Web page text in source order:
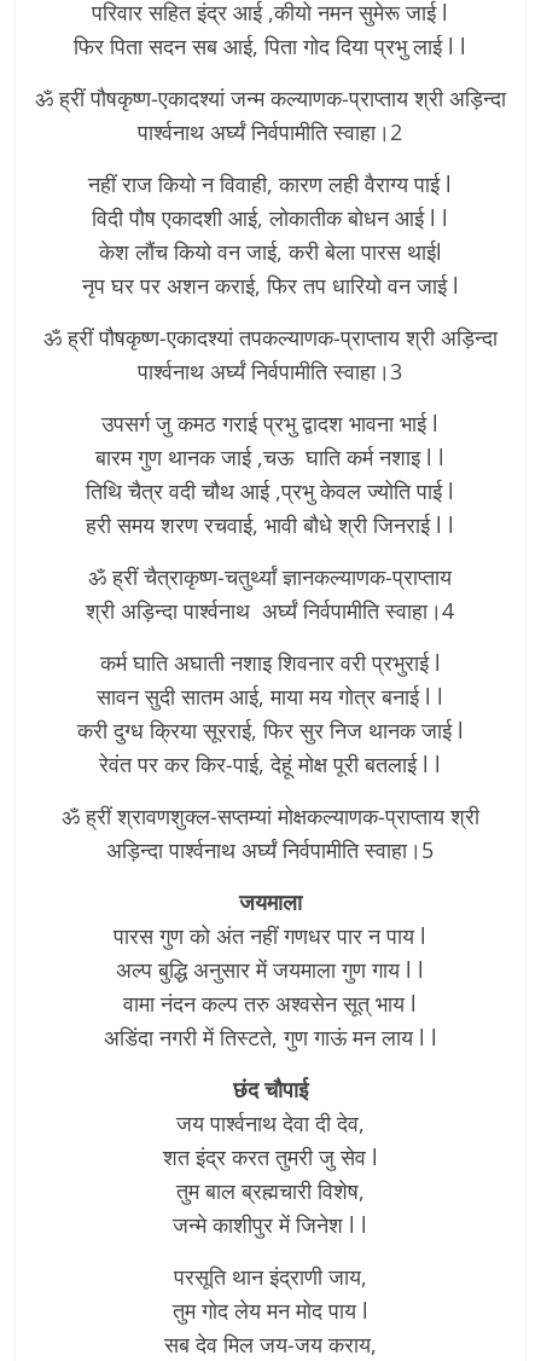
परिवार सहित इंद्र आई ,कीयो नमन सुमेरू जाई l
फिर पिता सदन सब आई, पिता गोद दिया प्रभु लाई l l
ॐ ह्रीं पौषकृष्ण-एकादश्यां जन्म कल्याणक-प्राप्ताय श्री अड़िन्दा
पार्श्वनाथ अर्घ्यं निर्वपामीति स्वाहा।2
नहीं राज कियो न विवाही, कारण लही वैराग्य पाई l
विदी पौष एकादशी आई, लोकातीक बोधन आई l l
केश लौंच कियो वन जाई, करी बेला पारस थाईl
नृप घर पर अशन कराई, फिर तप धारियो वन जाई l
ॐ ह्रीं पौषकृष्ण-एकादश्यां तपकल्याणक-प्राप्ताय श्री अड़िन्दा
पार्श्वनाथ अर्घ्यं निर्वपामीति स्वाहा।3
उपसर्ग जु कमठ गराई प्रभु द्वादश भावना भाई l
बारम गुण थानक जाई ,चऊ घाति कर्म नशाइ l l
तिथि चैत्र वदी चौथ आई ,प्रभु केवल ज्योति पाई l
हरी समय शरण रचवाई, भावी बौधे श्री जिनराई l l
ॐ ह्रीं चैत्राकृष्ण-चतुर्थ्यां ज्ञानकल्याणक-प्राप्ताय
श्री अड़िन्दा पार्श्वनाथ अर्घ्यं निर्वपामीति स्वाहा।4
कर्म घाति अघाती नशाइ शिवनार वरी प्रभुराई l
सावन सुदी सातम आई, माया मय गोत्र बनाई l l
करी दुग्ध क्रिया सूरराई, फिर सुर निज थानक जाई l
रेवंत पर कर किर-पाई, देहूं मोक्ष पूरी बतलाई l l
ॐ ह्रीं श्रावणशुक्ल-सप्तम्यां मोक्षकल्याणक-प्राप्ताय श्री
अड़िन्दा पार्श्वनाथ अर्घ्यं निर्वपामीति स्वाहा।5
जयमाला
पारस गुण को अंत नहीं गणधर पार न पाय l
अल्प बुद्धि अनुसार में जयमाला गुण गाय l l
वामा नंदन कल्प तरु अश्वसेन सूत् भाय l
अडिंदा नगरी में तिस्टते, गुण गाऊं मन लाय l l
छंद चौपाई
जय पार्श्वनाथ देवा दी देव,
शत इंद्र करत तुमरी जु सेव l
तुम बाल ब्रह्मचारी विशेष,
जन्मे काशीपुर में जिनेश l l
परसूति थान इंद्राणी जाय,
तुम गोद लेय मन मोद पाय l
सब देव मिल जय-जय कराय,